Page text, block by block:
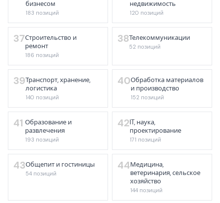
бизнесом
183 позиций
недвижимость
120 позиций
37Строительство и
ремонт
186 позиций
38Телекоммуникации
52 позиций
39Транспорт, хранение,
логистика
140 позиций
40Обработка материалов
и производство
152 позиций
41 Образование и
развлечения
193 позиций
42IT, наука,
проектирование
171 позиций
43Общепит и гостиницы
54 позиций
44Медицина,
ветеринария, сельское
хозяйство
144 позиций